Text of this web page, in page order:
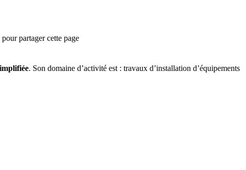
partager cette page
. Son domaine d’activité est : travaux d’installation d’équipements